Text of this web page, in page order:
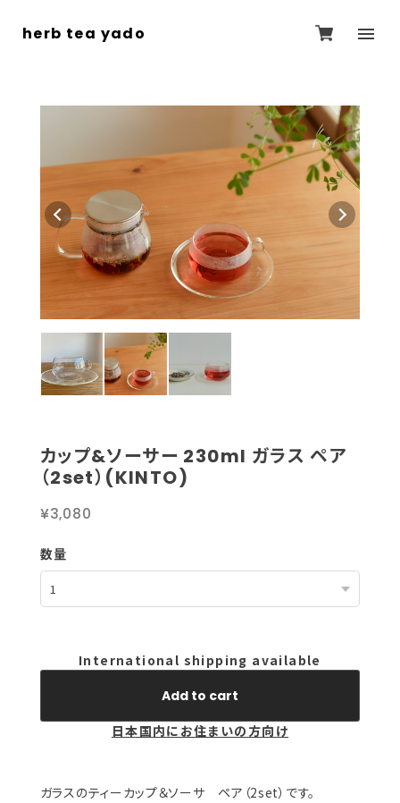
herb tea yado
カップ&ソーサー 230ml ガラス ペア
（2set）(KINTO)
¥3,080
数量
International shipping available
Add to cart
日本国内にお住まいの方向け
ガラスのティーカップ＆ソーサ ペア（2set）です。